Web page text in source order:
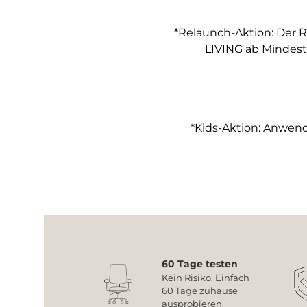
*Relaunch-Aktion: Der
LIVING ab
*Kids-Aktion:
60 Tage testen
Kein Risiko. Einfach
60 Tage zuhause
ausprobieren.